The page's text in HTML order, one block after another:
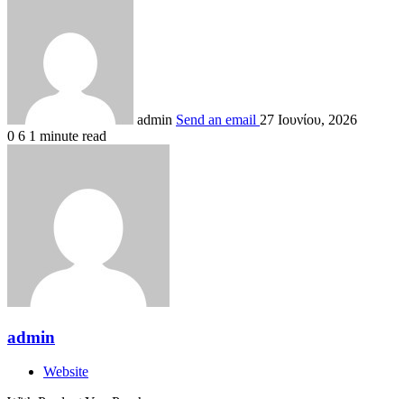
admin Send an email 27 Ιουνίου, 2026
0 6 1 minute read
admin
Website